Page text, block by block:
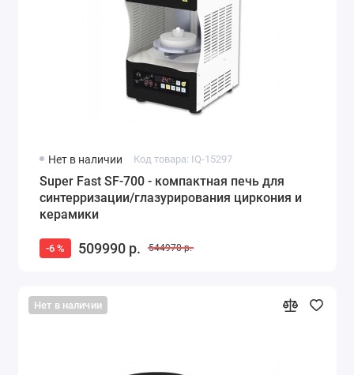
Нет в наличии Код товара: IQ-15297
Super Fast SF-700 - компактная печь для
синтерризации/глазурирования циркония и
керамики
-6 % 509990 р. 544970 р.
Нет в наличии